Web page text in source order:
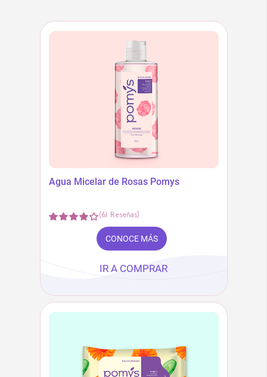
Agua Micelar de Rosas Pomys
(61 Reseñas)
CONOCE MÁS
IR A COMPRAR